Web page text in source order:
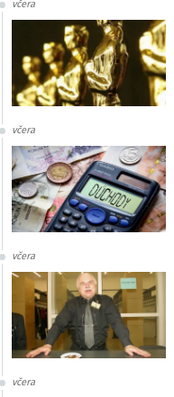
včera
včera
včera
včera